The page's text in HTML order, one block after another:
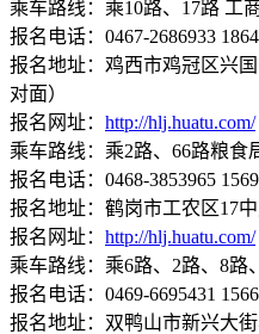
乘车路线：乘10路、17路 工
报名电话：0467-2686933
报名地址：鸡西市鸡冠区兴
对面）
报名网址： http://hlj.huatu.com/
乘车路线：乘2路、66路粮食
报名电话：0468-3853965
报名地址：鹤岗市工农区17
报名网址： http://hlj.huatu.com/
乘车路线：乘6路、2路、8路
报名电话：0469-6695431
报名地址：双鸭山市新兴大